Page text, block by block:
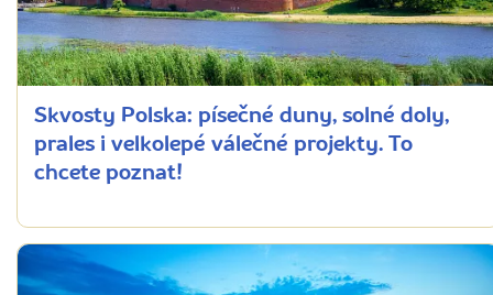
Skvosty Polska: písečné duny, solné doly,
prales i velkolepé válečné projekty. To
chcete poznat!